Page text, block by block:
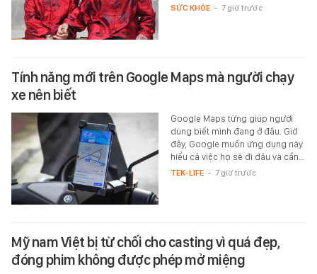
SỨC KHỎE - 7 giờ trước
Tính năng mới trên Google Maps mà người chạy
xe nên biết
Google Maps từng giúp người
dùng biết mình đang ở đâu. Giờ
đây, Google muốn ứng dụng này
hiểu cả việc họ sẽ đi đâu và cần…
TEK-LIFE - 7 giờ trước
Mỹ nam Việt bị từ chối cho casting vì quá đẹp,
đóng phim không được phép mở miệng